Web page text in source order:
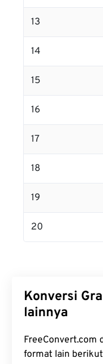
13
14
15
16
17
18
19
20
Konversi
lainnya
FreeConvert.com
format lain